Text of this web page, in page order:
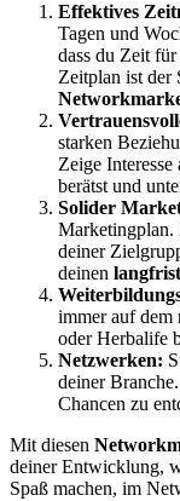
Effektives
Tagen und
dass du Zeit
Zeitplan ist der
starken
Zeige
berätst und
Solider
Marketingplan.
deiner
deinen
immer auf dem
oder Herbalife
Netzwerken:
deiner
Chancen zu
Mit diesen
deiner Entwicklung,
Spaß machen, im